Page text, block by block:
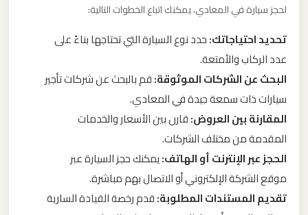
لحجز سيارة في المعادي، يمكنك اتباع الخطوات التالية:
تحديد احتياجاتك:حدد نوع السيارة التي تحتاجها بناءً على
عدد الركاب والأمتعة.
البحث عن الشركات الموثوقة:قم بالبحث عن شركات تأجير
سيارات ذات سمعة جيدة في المعادي.
المقارنة بين العروض:قارن بين الأسعار والخدمات
المقدمة من مختلف الشركات.
الحجز عبر الإنترنت أو الهاتف:يمكنك حجز السيارة عبر
موقع الشركة الإلكتروني أو الاتصال بهم مباشرة.
تقديم المستندات المطلوبة:قدم رخصة القيادة السارية
مطار
العرب
ليموزين
الاسكندرية
مطار
القاهرة